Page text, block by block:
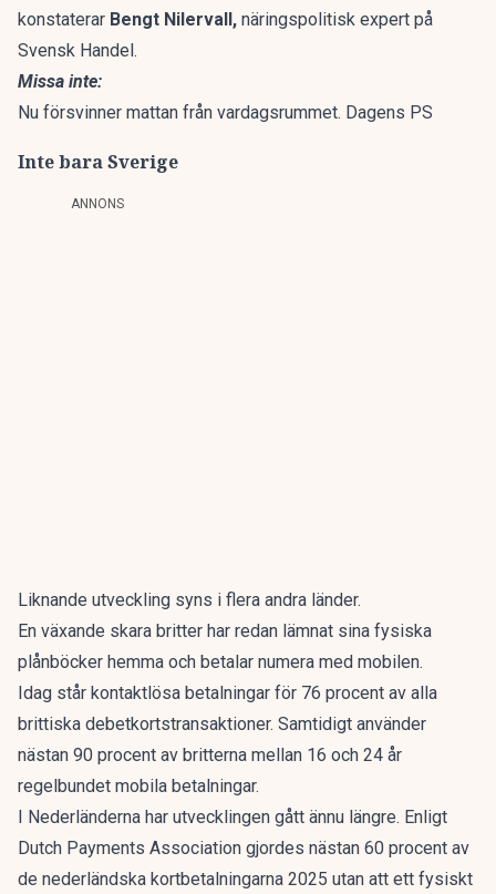
konstaterar Bengt Nilervall, näringspolitisk expert på
Svensk Handel.
Missa inte:
Nu försvinner mattan från vardagsrummet. Dagens PS
Inte bara Sverige
ANNONS
Liknande utveckling syns i flera andra länder.
En växande skara britter har redan lämnat sina fysiska
plånböcker hemma och betalar numera med mobilen.
Idag står kontaktlösa betalningar för 76 procent av alla
brittiska debetkortstransaktioner. Samtidigt använder
nästan 90 procent av britterna mellan 16 och 24 år
regelbundet mobila betalningar.
I Nederländerna har utvecklingen gått ännu längre. Enligt
Dutch Payments Association gjordes nästan 60 procent av
de nederländska kortbetalningarna 2025 utan att ett fysiskt